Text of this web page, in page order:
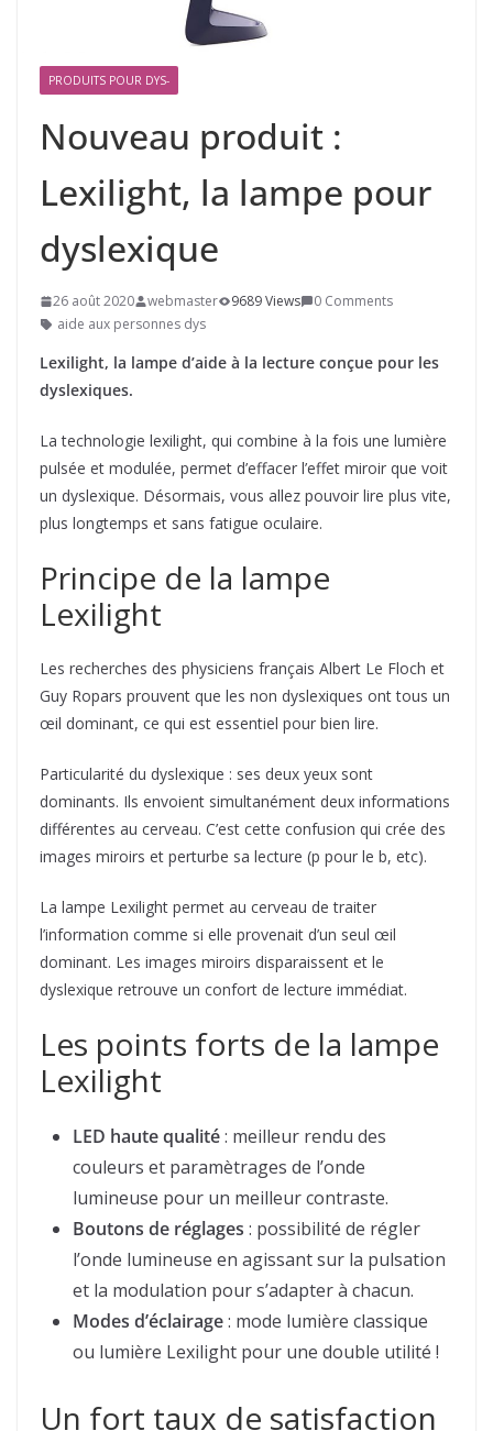
PRODUITS POUR DYS-
Nouveau produit :
Lexilight, la lampe pour
dyslexique
26 août 2020 webmaster 9689 Views
0 Comments
aide aux personnes dys
Lexilight, la lampe d’aide à la lecture conçue pour les
dyslexiques.
La technologie lexilight, qui combine à la fois une lumière
pulsée et modulée, permet d’effacer l’effet miroir que voit
un dyslexique. Désormais, vous allez pouvoir lire plus vite,
plus longtemps et sans fatigue oculaire.
Principe de la lampe
Lexilight
Les recherches des physiciens français Albert Le Floch et
Guy Ropars prouvent que les non dyslexiques ont tous un
œil dominant, ce qui est essentiel pour bien lire.
Particularité du dyslexique : ses deux yeux sont
dominants. Ils envoient simultanément deux informations
différentes au cerveau. C’est cette confusion qui crée des
images miroirs et perturbe sa lecture (p pour le b, etc).
La lampe Lexilight permet au cerveau de traiter
l’information comme si elle provenait d’un seul œil
dominant. Les images miroirs disparaissent et le
dyslexique retrouve un confort de lecture immédiat.
Les points forts de la lampe
Lexilight
LED haute qualité: meilleur rendu des
couleurs et paramètrages de l’onde
lumineuse pour un meilleur contraste.
Boutons de réglages : possibilité de régler
l’onde lumineuse en agissant sur la pulsation
et la modulation pour s’adapter à chacun.
Modes d’éclairage: mode lumière classique
ou lumière Lexilight pour une double utilité !
Un fort taux de satisfaction